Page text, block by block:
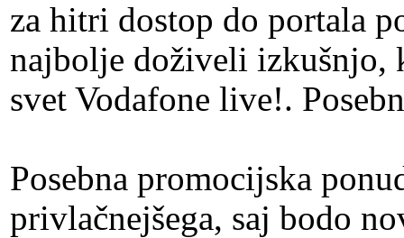
za hitri dostop do portala
najbolje doživeli
svet Vodafone live!.
Posebna promocijska
privlačnejšega, saj bodo